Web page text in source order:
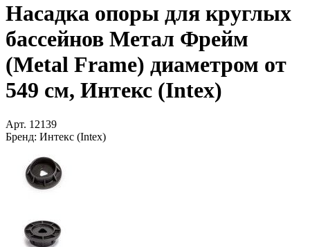
Насадка опоры для круглых
бассейнов Метал Фрейм
(Metal Frame) диаметром от
549 см, Интекс (Intex)
Арт. 12139
Бренд: Интекс (Intex)